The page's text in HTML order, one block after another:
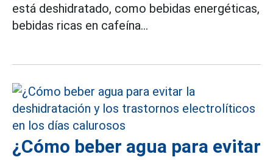
está deshidratado, como bebidas energéticas,
bebidas ricas en cafeína...
¿Cómo beber agua para evitar